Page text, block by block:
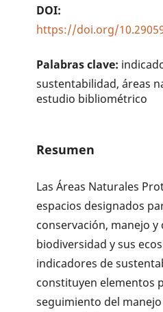
DOI:
https://doi.org/
Palabras clave:
sustentabilidad, áreas
estudio bibliométrico
Resumen
Las Áreas Naturales
espacios designados
conservación, manejo y
biodiversidad y sus
indicadores de
constituyen elementos
seguimiento del manejo